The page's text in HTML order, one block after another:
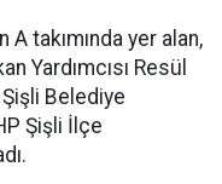
A takımında yer alan,
Yardımcısı Resül
Şişli Belediye
Şişli İlçe